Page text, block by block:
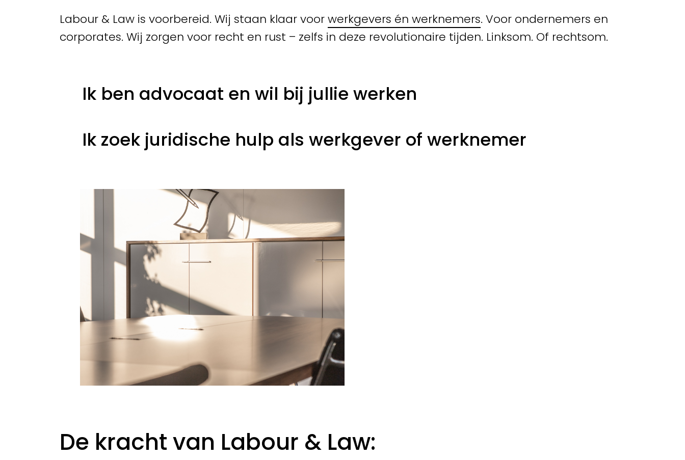
Labour & Law is voorbereid. Wij staan klaar voorwerkgevers én werknemers. Voor ondernemers en
corporates. Wij zorgen voor recht en rust – zelfs in deze revolutionaire tijden. Linksom. Of rechtsom.
Ik ben advocaat en wil bij jullie werken
Ik zoek juridische hulp als werkgever of werknemer
De kracht van Labour & Law: